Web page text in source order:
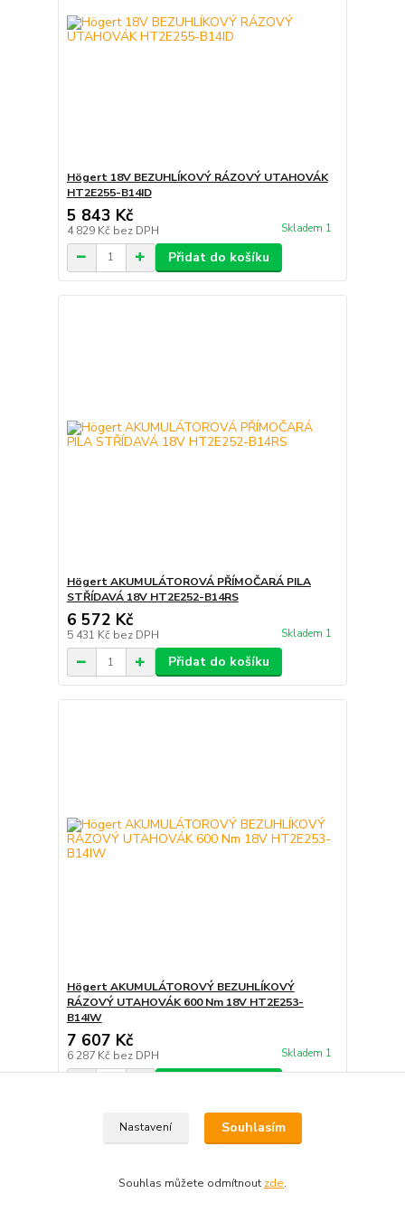
Högert 18V BEZUHLÍKOVÝ RÁZOVÝ UTAHOVÁK
HT2E255-B14ID
5 843 Kč
4 829 Kč bez DPH Skladem 1
Přidat do košíku
Högert AKUMULÁTOROVÁ PŘÍMOČARÁ PILA
STŘÍDAVÁ 18V HT2E252-B14RS
6 572 Kč
5 431 Kč bez DPH Skladem 1
Přidat do košíku
Högert AKUMULÁTOROVÝ BEZUHLÍKOVÝ
RÁZOVÝ UTAHOVÁK 600 Nm 18V HT2E253-
B14IW
7 607 Kč
6 287 Kč bez DPH Skladem 1
Nastavení Souhlasím
Souhlas můžete odmítnout zde.